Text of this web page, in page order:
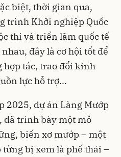
biệt, thời gian qua,
trình Khởi nghiệp Quốc
thi và triển lãm quốc tế
đây là cơ hội tốt để
hợp tác, trao đổi kinh
lực hỗ trợ...
2025, dự án Làng Mướp
đã trình bày một mô
biến xơ mướp – một
bị xem là phế thải –